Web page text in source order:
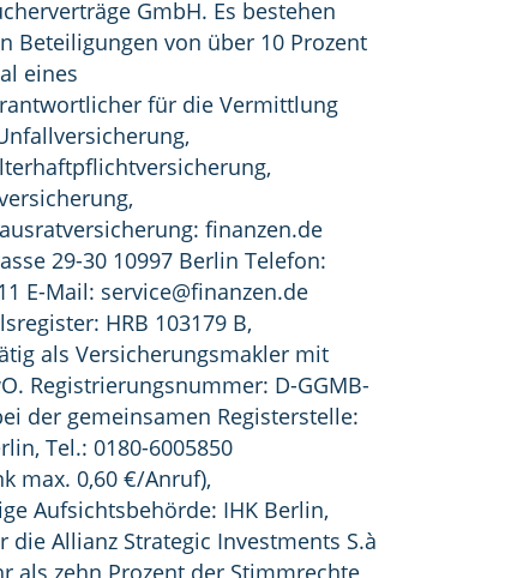
GmbH. Es bestehen
Beteiligungen von über 10 Prozent
eines
für die Vermittlung
finanzen.de
29-30 10997 Berlin Telefon:
E-Mail: service@finanzen.de
HRB 103179 B,
als Versicherungsmakler mit
Registrierungsnummer: D-GGMB-
der gemeinsamen Registerstelle:
Tel.: 0180-6005850
max. 0,60 €/Anruf),
Aufsichtsbehörde: IHK Berlin,
die Allianz Strategic Investments S.à
als zehn Prozent der Stimmrechte